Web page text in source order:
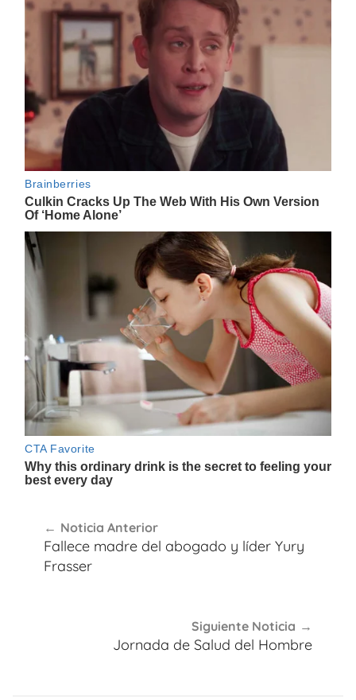
de
entradas
Noticia Anterior
Fallece madre del abogado y líder Yury
Frasser
Siguiente Noticia
Jornada de Salud del Hombre